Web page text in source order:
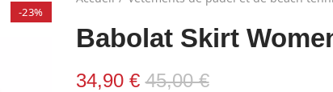
-23%
Babolat Skirt
34,90 €45,00 €